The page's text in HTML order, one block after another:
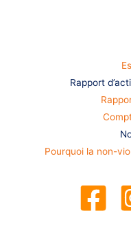
Rapport
Pourquoi la non-